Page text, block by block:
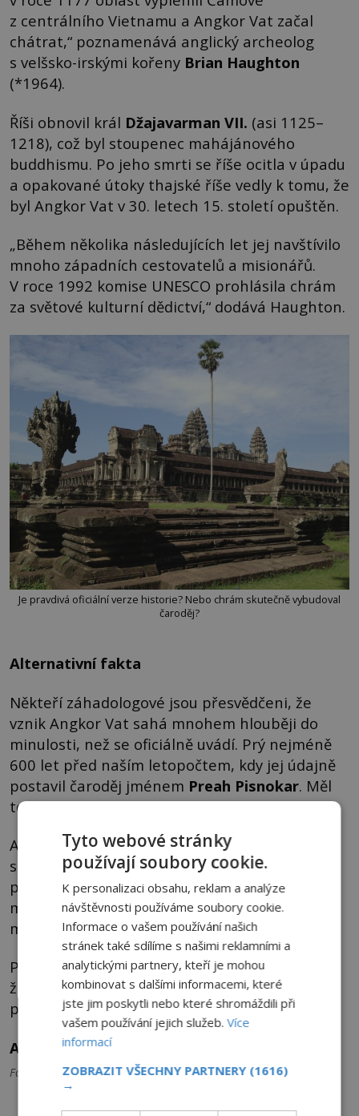
z centrálního Vietnamu a Angkor Vat začal
chátrat,“ poznamenává anglický archeolog
s velšsko-irskými kořeny Brian Haughton
(*1964).
Říši obnovil král Džajavarman VII. (asi 1125–
1218), což byl stoupenec mahájánového
buddhismu. Po jeho smrti se říše ocitla v úpadu
a opakované útoky thajské říše vedly k tomu, že
byl Angkor Vat v 30. letech 15. století opuštěn.
„Během několika následujících let jej navštívilo
mnoho západních cestovatelů a misionářů.
V roce 1992 komise UNESCO prohlásila chrám
za světové kulturní dědictví,“ dodává Haughton.
Je pravdivá oficiální verze historie? Nebo chrám skutečně vybudoval
čaroděj?
Alternativní fakta
Někteří záhadologové jsou přesvědčeni, že
vznik Angkor Vat sahá mnohem hlouběji do
minulosti, než se oficiálně uvádí. Prý nejméně
600 let před naším letopočtem, kdy jej údajně
postavil čaroděj jménem Preah Pisnokar. Měl
to být potomek tzv.
Annunnaki, vysokých bytostí známých ze
sumerských legend, o kterých se někdy
předpokládá, že to byli ve skutečnosti
mimozemšťané. Matkou údajného čaroděje
měla být Annunaki a jeho otcem pozemšťan.
Preah Pisnokar údajně získal takové znalosti,
že díky nim vyrobil kouzelný meč ze světla či
postavil Angkor Vat. Lze tomu všemu věřit?
Autor: Jan Chalupa
Foto: Pixabay
Tyto webové stránky
používají soubory cookie.
K personalizaci obsahu, reklam a analýze
návštěvnosti používáme soubory cookie.
Informace o vašem používání našich
stránek také sdílíme s našimi reklamními a
analytickými partnery, kteří je mohou
kombinovat s dalšími informacemi, které
jste jim poskytli nebo které shromáždili při
vašem používání jejich služeb.Více
informací
ZOBRAZIT VŠECHNY PARTNERY (1616)
→